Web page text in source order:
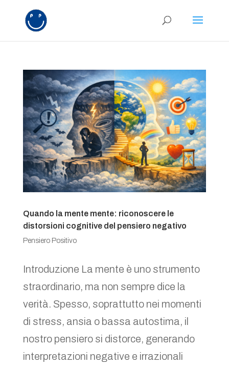
Quando la mente mente: riconoscere le
distorsioni cognitive del pensiero negativo
Pensiero Positivo
Introduzione La mente è uno strumento
straordinario, ma non sempre dice la
verità. Spesso, soprattutto nei momenti
di stress, ansia o bassa autostima, il
nostro pensiero si distorce, generando
interpretazioni negative e irrazionali